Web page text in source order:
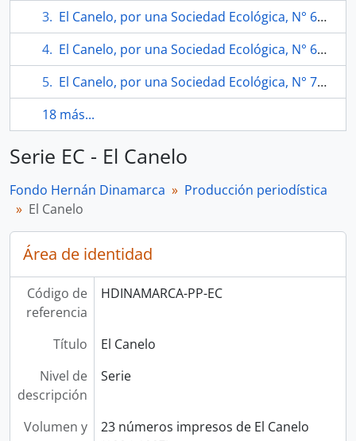
El Canelo, por una Sociedad Ecológica, N° 62 (abril 1995)
El Canelo, por una Sociedad Ecológica, N° 68 (octubre 1995)
El Canelo, por una Sociedad Ecológica, N° 75 (noviembre 1996).
18 más...
Serie EC - El Canelo
Fondo Hernán Dinamarca
Producción periodística
El Canelo
Área de identidad
Código de
referencia
HDINAMARCA-PP-EC
Título
El Canelo
Nivel de
descripción
Serie
Volumen y
23 números impresos de El Canelo